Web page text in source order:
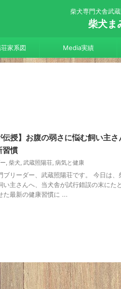
柴犬専門犬舎武
柴犬ま
家系図 Media実績
伝授】お腹の弱さに悩む飼い主
習慣
, 柴犬, 武蔵照陽荘, 病気と健康
ブリーダー、武蔵照陽荘です。 今日は、
い主さんへ、当犬舎が試行錯誤の末にた
た最新の健康習慣に ...